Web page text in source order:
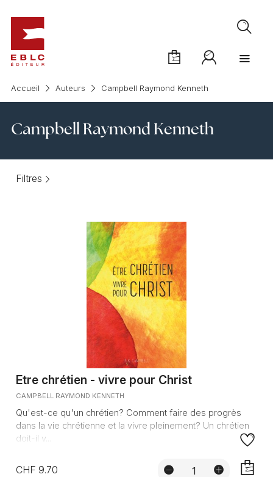
Accueil Auteurs Campbell Raymond Kenneth
Campbell Raymond Kenneth
Filtres
Etre chrétien - vivre pour Christ
CAMPBELL RAYMOND KENNETH
Qu'est-ce qu'un chrétien? Comment faire des progrès
dans la vie chrétienne et la vivre pleinement? Un chrétien
doit-il v...
CHF 9.70